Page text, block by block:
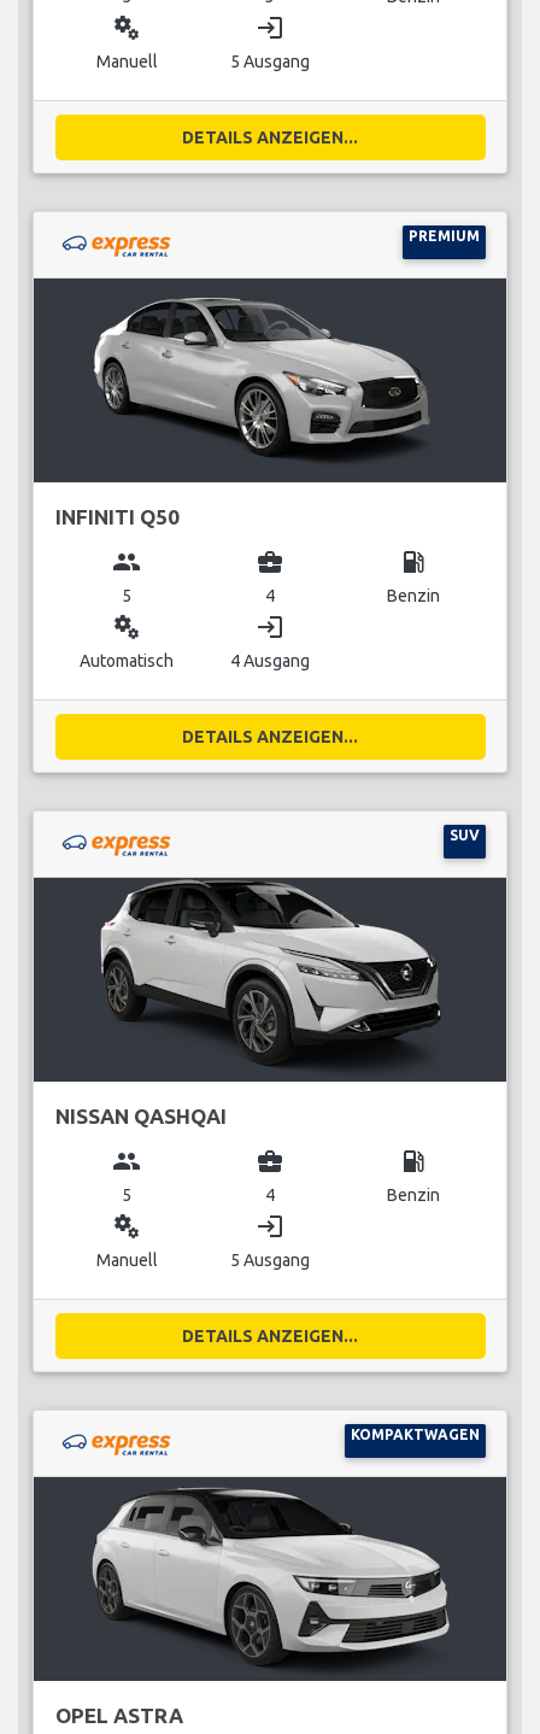
miscellaneous_services
Manuell
login
5 Ausgang
DETAILS ANZEIGEN...
PREMIUM
INFINITI Q50
group
5
business_center
4
local_gas_station
Benzin
miscellaneous_services
Automatisch
login
4 Ausgang
DETAILS ANZEIGEN...
SUV
NISSAN QASHQAI
group
5
business_center
4
local_gas_station
Benzin
miscellaneous_services
Manuell
login
5 Ausgang
DETAILS ANZEIGEN...
KOMPAKTWAGEN
OPEL ASTRA